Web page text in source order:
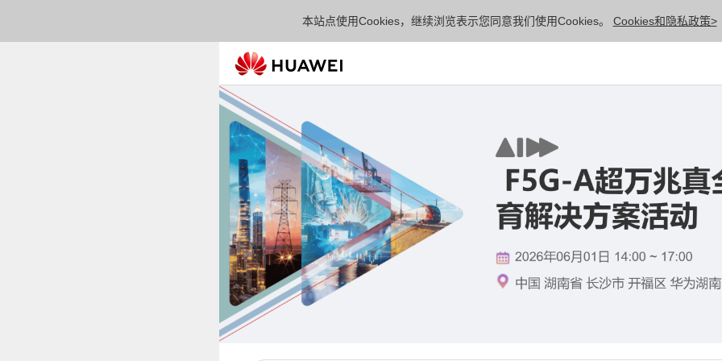
本站点使用Cookies，继续浏览表示您同意我们使用Cookies。 Cookies和隐私政策>